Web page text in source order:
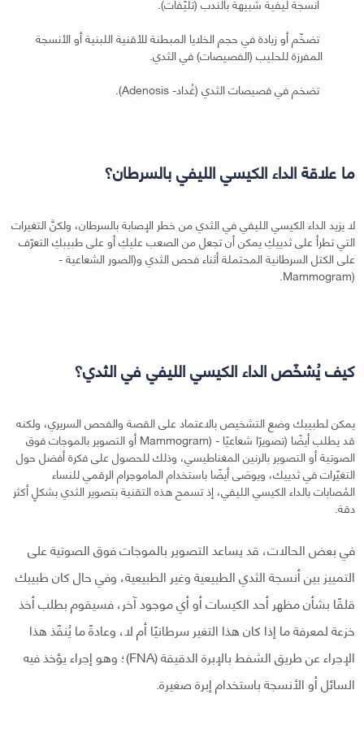
تضخّم أو زيادة في حجم الخلايا المبطنة للأقنية اللبنية أو الأنسجة
المفرزة للحليب (الفصيصات) في الثدي.
تضخم في فصيصات الثدي (غُداد- Adenosis).
ما علاقة الداء الكيسي الليفي بالسرطان؟
لا يزيد الداء الكيسي الليفي في الثدي من خطر الإصابة بالسرطان، ولكنَّ التغيرات
التي تطرأ على ثدييكِ يمكن أن تجعل من الصعب عليكِ أو على طبيبكِ التعرّف
على الكتل السرطانية المحتملة أثناء فحص الثدي و(الصور الشعاعية -
(Mammogram.
كيف يُشخّص الداء الكيسي الليفي في الثدي؟
يمكن لطبيبك وضع التشخيص بالاعتماد على القصة والفحص السريري، ولكنه
قد يطلب أيضًا (تصويرًا شعاعيًا - (Mammogram أو التصوير بالموجات فوق
الصوتية أو التصوير بالرنين المغناطيسي، وذلك للحصول على فكرة أفضل حول
التغيّرات في ثدييك، ويوصَى أيضًا باستخدام الماموجرام الرقمي للنساء
المُصابات بالداء الكيسي الليفي، إذ تسمح هذه التقنية بتصوير الثدي بشكلٍ أكثر
دقة.
في بعض الحالات، قد يساعد التصوير بالموجات فوق الصوتية على
التمييز بين أنسجة الثدي الطبيعية وغير الطبيعية، وفي حال كان طبيبك
قلقًا بشأن مظهر أحد الكيسات أو أي موجود آخر، فسيقوم بطلب أخذ
خزعة لمعرفة ما إذا كان هذا التغير سرطانيًا أم لا، وعادةً ما يُنفّذ هذا
الإجراء عن طريق الشفط بالإبرة الدقيقة (FNA)؛ وهو إجراء يؤخذ فيه
السائل أو الأنسجة باستخدام إبرة صغيرة.